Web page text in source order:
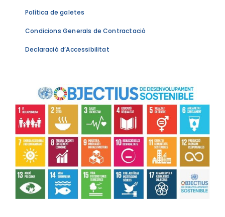
Política de galetes
Condicions Generals de Contractació
Declaració d’Accessibilitat